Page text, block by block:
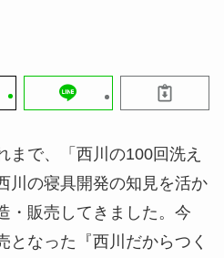
まで、「西川の100回洗え
川の寝具開発の知見を活か
・販売してきました。今
となった『西川だからつく